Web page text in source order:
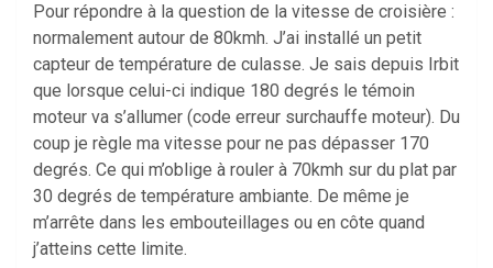
Pour répondre à la question de la vitesse de croisière :
normalement autour de 80kmh. J’ai installé un petit
capteur de température de culasse. Je sais depuis Irbit
que lorsque celui-ci indique 180 degrés le témoin
moteur va s’allumer (code erreur surchauffe moteur). Du
coup je règle ma vitesse pour ne pas dépasser 170
degrés. Ce qui m’oblige à rouler à 70kmh sur du plat par
30 degrés de température ambiante. De même je
m’arrête dans les embouteillages ou en côte quand
j’atteins cette limite.